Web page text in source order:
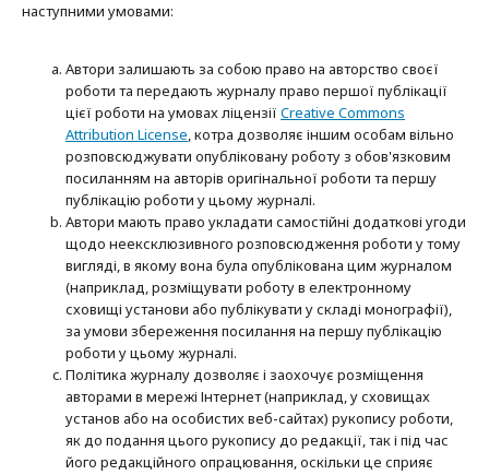
наступними умовами:
Автори залишають за собою право на авторство своєї
роботи та передають журналу право першої публікації
цієї роботи на умовах ліцензії Creative Commons
Attribution License, котра дозволяє іншим особам вільно
розповсюджувати опубліковану роботу з обов'язковим
посиланням на авторів оригінальної роботи та першу
публікацію роботи у цьому журналі.
Автори мають право укладати самостійні додаткові угоди
щодо неексклюзивного розповсюдження роботи у тому
вигляді, в якому вона була опублікована цим журналом
(наприклад, розміщувати роботу в електронному
сховищі установи або публікувати у складі монографії),
за умови збереження посилання на першу публікацію
роботи у цьому журналі.
Політика журналу дозволяє і заохочує розміщення
авторами в мережі Інтернет (наприклад, у сховищах
установ або на особистих веб-сайтах) рукопису роботи,
як до подання цього рукопису до редакції, так і під час
його редакційного опрацювання, оскільки це сприяє